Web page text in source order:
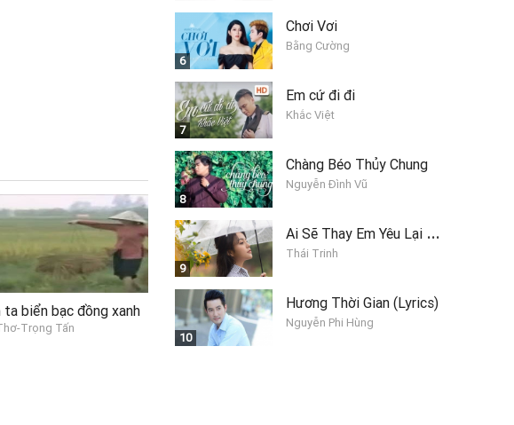
ta biển bạc đồng xanh
Trọng Tấn
6
Chơi Vơi
Bằng Cường
7
Em cứ đi đi
Khắc Việt
8
Chàng Béo Thủy Chung
Nguyễn Đình Vũ
9
A
i Sẽ Thay Em Yêu Lại Anh
Thái Trinh
10
Hương Thời Gian (Lyrics)
Nguyễn Phi Hùng